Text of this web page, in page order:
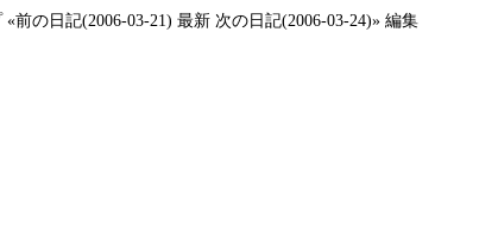
«前の日記(2006-03-21) 最新 次の日記(2006-03-24)» 編集